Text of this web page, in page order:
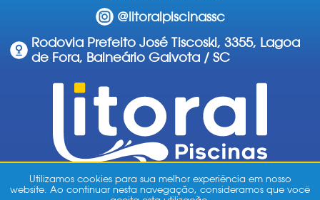
Utilizamos cookies para sua melhor experiência em nosso
website. Ao continuar nesta navegação, consideramos que você
@litoralpiscinassc
Rodovia Prefeito José Tiscoski, 3355, Lagoa
de Fora, Balneário Gaivota / SC
Política de Privacidade